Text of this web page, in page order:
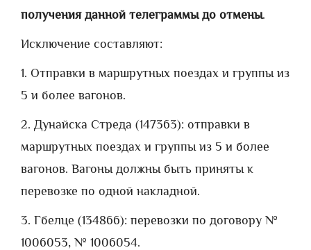
получения данной телеграммы до отмены.
Исключение составляют:
1. Отправки в маршрутных поездах и группы из
5 и более вагонов.
2. Дунайска Стреда (147363): отправки в
маршрутных поездах и группы из 5 и более
вагонов. Вагоны должны быть приняты к
перевозке по одной накладной.
3. Гбелце (134866): перевозки по договору №
1006053, № 1006054.